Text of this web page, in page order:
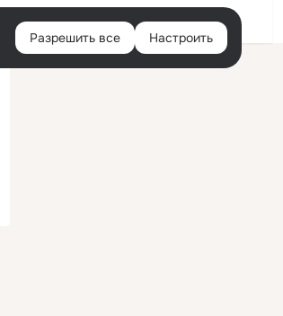
Войти
Разрешить все Настроить